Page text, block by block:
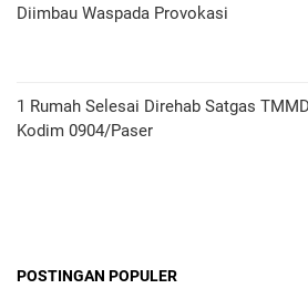
Diimbau Waspada Provokasi
1 Rumah Selesai Direhab Satgas
Kodim 0904/Paser
POSTINGAN POPULER